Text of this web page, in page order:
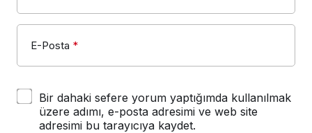
E-Posta *
Bir dahaki sefere yorum yaptığımda kullanılmak
üzere adımı, e-posta adresimi ve web site
adresimi bu tarayıcıya kaydet.